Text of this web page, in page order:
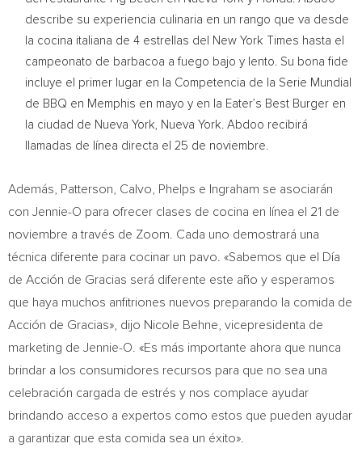
describe su experiencia culinaria en un rango que va desde
la cocina italiana de 4 estrellas del
New York Times hasta el
campeonato de barbacoa a fuego bajo y lento. Su bona fide
incluye el primer lugar en la Competencia de la Serie Mundial
de BBQ en Memphis en mayo y en la Eater’s Best Burger en
la ciudad de Nueva York, Nueva York. Abdoo recibirá
llamadas de línea directa el 25 de noviembre.
Además, Patterson, Calvo, Phelps e Ingraham se asociarán
con Jennie-O para ofrecer clases de cocina en línea el 21 de
noviembre a través de Zoom. Cada uno demostrará una
técnica diferente para cocinar un pavo. «Sabemos que el Día
de Acción de Gracias será diferente este año y esperamos
que haya muchos anfitriones nuevos preparando la comida de
Acción de Gracias», dijo Nicole Behne , vicepresidenta de
marketing de Jennie-O. «Es más importante ahora que nunca
brindar a los consumidores recursos para que no sea una
celebración cargada de estrés y nos complace ayudar
brindando acceso a expertos como estos que pueden ayudar
a garantizar que esta comida sea un éxito».